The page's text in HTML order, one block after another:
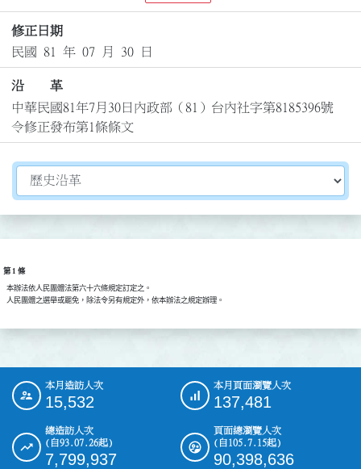
修正日期
民國 81 年 07 月 30 日
沿 革
中華民國81年7月30日內政部（81）台內社字第8185396號
令修正發布第1條條文
切換選擇法規資訊內容
第 1 條
  本辦法依人民團體法第六十六條規定訂定之。
::: 本月造訪人次
15,532
本月頁面瀏覽人次
137,481
總造訪人次
(自93.07.26起)
7,799,937
頁面總瀏覽人次
(自105.7.15起)
90,398,636